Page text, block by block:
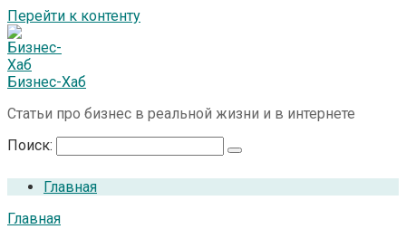
Перейти к контенту
Бизнес-Хаб
Статьи про бизнес в реальной жизни и в интернете
Поиск:
Главная
Главная